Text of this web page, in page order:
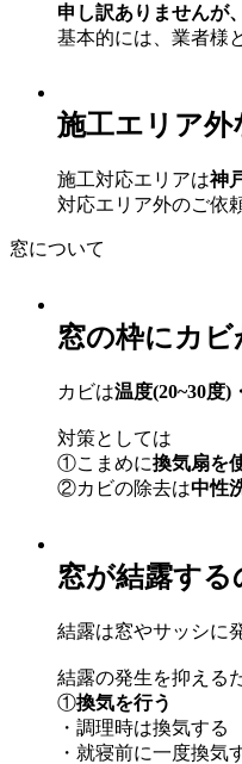
申し訳ありませんが
基本的には、業者様
施工エリア外
施工対応エリアは神
対応エリア外のご依
窓について
窓の枠にカ
カビは温度(20~30度)
対策としては
①こまめに換気扇を
②カビの除去は中性
窓が結露す
結露は窓やサッシに
結露の発生を抑える
①換気を行う
・調理時は換気する
・就寝前に一度換気